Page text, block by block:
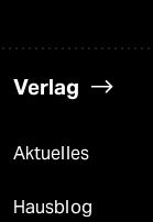
Verlag
Aktuelles
Hausblog